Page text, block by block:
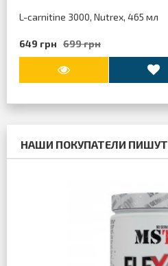
L-carnitine 3000, Nutrex, 465 мл
649 грн 699 грн
НАШИ ПОКУПАТЕЛИ ПИШУТ